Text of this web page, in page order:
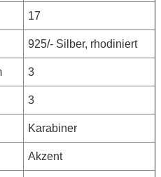
17
925/- Silber, rhodiniert
3
3
Karabiner
Akzent